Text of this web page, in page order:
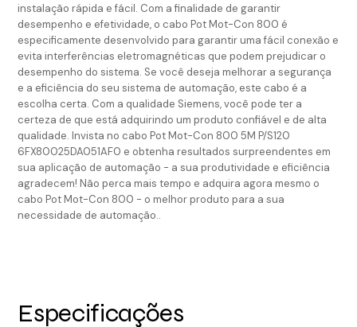
instalação rápida e fácil. Com a finalidade de garantir
desempenho e efetividade, o cabo Pot Mot-Con 800 é
especificamente desenvolvido para garantir uma fácil conexão e
evita interferências eletromagnéticas que podem prejudicar o
desempenho do sistema. Se você deseja melhorar a segurança
e a eficiência do seu sistema de automação, este cabo é a
escolha certa. Com a qualidade Siemens, você pode ter a
certeza de que está adquirindo um produto confiável e de alta
qualidade. Invista no cabo Pot Mot-Con 800 5M P/S120
6FX80025DA051AF0 e obtenha resultados surpreendentes em
sua aplicação de automação - a sua produtividade e eficiência
agradecem! Não perca mais tempo e adquira agora mesmo o
cabo Pot Mot-Con 800 - o melhor produto para a sua
necessidade de automação..
Especificações